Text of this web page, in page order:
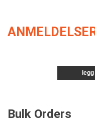
Bulk Orders